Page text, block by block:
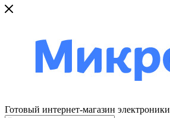
Готовый интернет-магазин электроники